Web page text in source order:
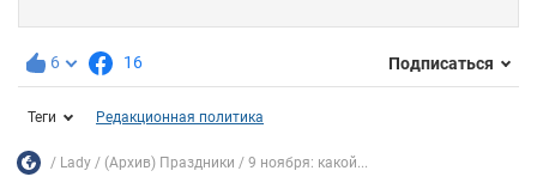
6 16 Подписаться
Теги Редакционная политика
Lady (Архив) Праздники 9 ноября: какой...